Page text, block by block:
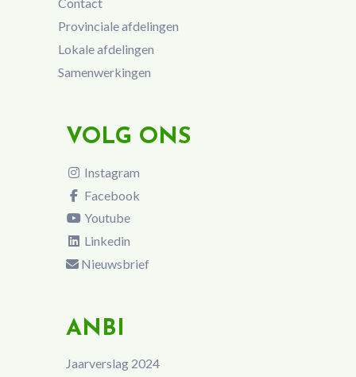
Provinciale afdelingen
Lokale afdelingen
Samenwerkingen
VOLG ONS
Instagram
Facebook
Youtube
Linkedin
Nieuwsbrief
ANBI
Jaarverslag 2024